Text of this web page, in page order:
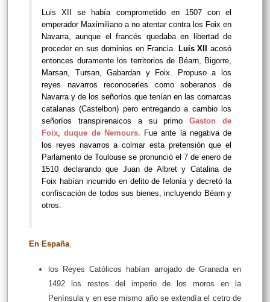
Luis XII se había comprometido en 1507 con el
emperador Maximiliano a no atentar contra los Foix en
Navarra, aunque el francés quedaba en libertad de
proceder en sus dominios en Francia. Luis XII acosó
entonces duramente los territorios de Béarn, Bigorre,
Marsan, Tursan, Gabardan y Foix. Propuso a los
reyes navarros reconocerles como soberanos de
Navarra y de los señoríos que tenían en las comarcas
catalanas (Castelbon) pero entregando a cambio los
señoríos transpirenaicos a su primoGaston de
Foix,duque de Nemours. Fue ante la negativa de
los reyes navarros a colmar esta pretensión que el
Parlamento de Toulouse se pronunció el 7 de enero de
1510 declarando que Juan de Albret y Catalina de
Foix habían incurrido en delito de felonía y decretó la
confiscación de todos sus bienes, incluyendo Béarn y
otros.
En España,
los Reyes Católicos habían arrojado de Granada en
1492 los restos del imperio de los moros en la
Península y en ese mismo año se extendía el cetro de